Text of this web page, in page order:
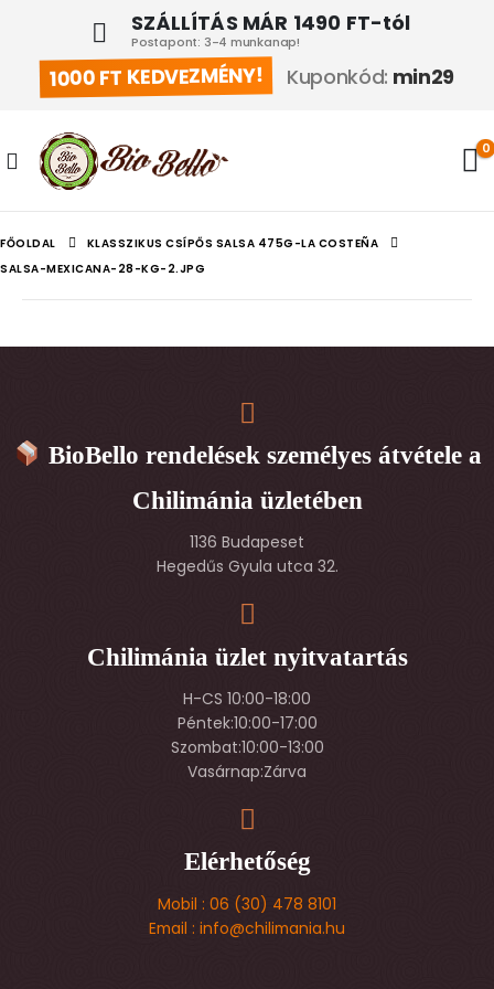
SZÁLLÍTÁS MÁR 1490 FT-tól
Postapont: 3-4 munkanap!
1000 FT KEDVEZMÉNY! Kuponkód: min29
0
FŐOLDAL
KLASSZIKUS CSÍPŐS SALSA 475G-LA COSTEÑA
SALSA-MEXICANA-28-KG-2.JPG
BioBello rendelések személyes átvétele a
Chilimánia üzletében
1136 Budapeset
Hegedűs Gyula utca 32.
Chilimánia üzlet nyitvatartás
H-CS 10:00-18:00
Péntek:10:00-17:00
Szombat:10:00-13:00
Vasárnap:Zárva
Elérhetőség
Mobil : 06 (30) 478 8101
Email : info@chilimania.hu